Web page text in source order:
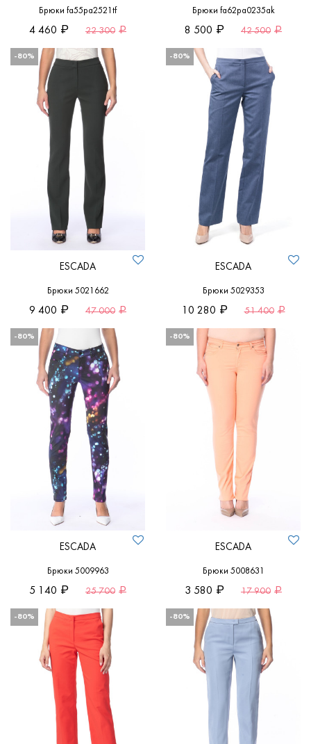
Брюки fa55pa2521tf
4 460 22 300
Брюки fa62pa0235ak
8 500 42 500
-80%
ESCADA
Брюки 5021662
9 400 47 000
-80%
ESCADA
Брюки 5029353
10 280 51 400
-80%
ESCADA
Брюки 5009963
5 140 25 700
-80%
ESCADA
Брюки 5008631
3 580 17 900
-80% -80%